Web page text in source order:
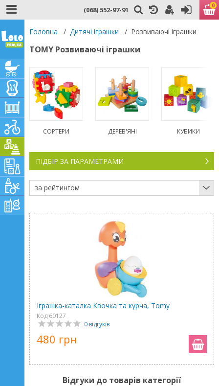
(068) 552-97-91 0
Головна / Дитячі іграшки / Розвиваючі іграшки
TOMY Розвиваючі іграшки
СОРТЕРИ ДЕРЕВ'ЯНІ КУБИКИ
ПІДБІР ЗА ПАРАМЕТРАМИ
за рейтингом
Іграшка-каталка Квочка та курча, Tomy
Код 60127
0 відгуків
480 грн
Відгуки до товарів категорії